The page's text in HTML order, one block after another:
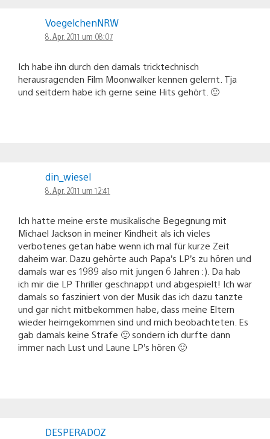
VoegelchenNRW
8. Apr. 2011 um 08:07
Ich habe ihn durch den damals tricktechnisch
herausragenden Film Moonwalker kennen gelernt. Tja
und seitdem habe ich gerne seine Hits gehört. 🙂
din_wiesel
8. Apr. 2011 um 12:41
Ich hatte meine erste musikalische Begegnung mit
Michael Jackson in meiner Kindheit als ich vieles
verbotenes getan habe wenn ich mal für kurze Zeit
daheim war. Dazu gehörte auch Papa’s LP’s zu hören und
damals war es 1989 also mit jungen 6 Jahren :). Da hab
ich mir die LP Thriller geschnappt und abgespielt! Ich war
damals so fasziniert von der Musik das ich dazu tanzte
und gar nicht mitbekommen habe, dass meine Eltern
wieder heimgekommen sind und mich beobachteten. Es
gab damals keine Strafe 🙂 sondern ich durfte dann
immer nach Lust und Laune LP’s hören 🙂
DESPERADOZ